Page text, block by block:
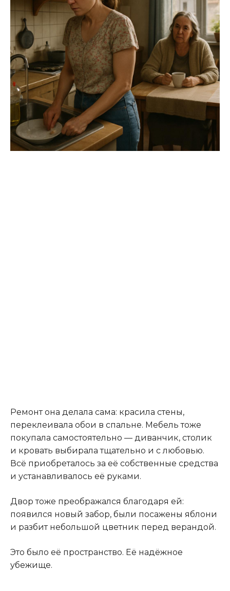
Ремонт она делала сама: красила стены,
переклеивала обои в спальне. Мебель тоже
покупала самостоятельно — диванчик, столик
и кровать выбирала тщательно и с любовью.
Всё приобреталось за её собственные средства
и устанавливалось её руками.
Двор тоже преображался благодаря ей:
появился новый забор, были посажены яблони
и разбит небольшой цветник перед верандой.
Это было её пространство. Её надёжное
убежище.